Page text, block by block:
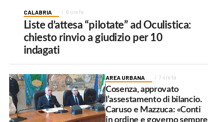
CALABRIA 6 ore fa
Liste d’attesa “pilotate” ad Oculistica:
chiesto rinvio a giudizio per 10
indagati
AREA URBANA 7 ore fa
Cosenza, approvato
l’assestamento di bilancio.
Caruso e Mazzuca: «Conti
in ordine e governo sempre